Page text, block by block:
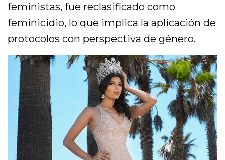
feministas, fue reclasificado como
feminicidio, lo que implica la aplicación de
protocolos con perspectiva de género.